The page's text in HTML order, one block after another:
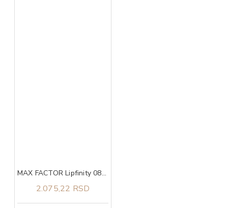
MAX FACTOR Lipfinity 080 starglow
2.075,22 RSD